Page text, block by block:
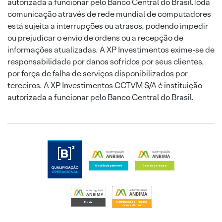
autorizada a funcionar pelo Banco Central do Brasil.Toda
comunicação através de rede mundial de computadores
está sujeita a interrupções ou atrasos, podendo impedir
ou prejudicar o envio de ordens ou a recepção de
informações atualizadas. A XP Investimentos exime-se de
responsabilidade por danos sofridos por seus clientes,
por força de falha de serviços disponibilizados por
terceiros. A XP Investimentos CCTVM S/A é instituição
autorizada a funcionar pelo Banco Central do Brasil.